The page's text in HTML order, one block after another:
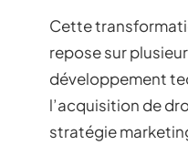
Cette
repose sur
développement
l’acquisition de
stratégie